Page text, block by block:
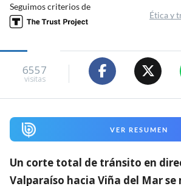
Seguimos criterios de
Ética y
6557
visitas
VER RESUMEN
Un corte total de tránsito en
Valparaíso hacia Viña del Mar